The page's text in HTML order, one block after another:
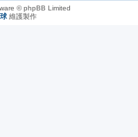
© phpBB Limited
維護製作